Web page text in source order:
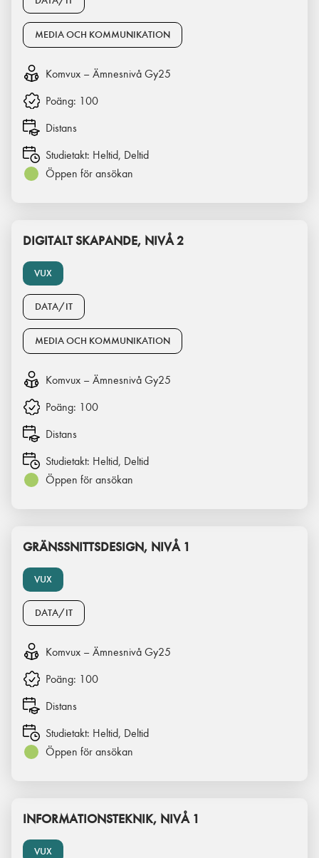
MEDIA OCH KOMMUNIKATION
Komvux – Ämnesnivå Gy25
Poäng: 100
Distans
Studietakt: Heltid, Deltid
Öppen för ansökan
VUX
DIGITALT SKAPANDE, NIVÅ 2
DATA/IT
MEDIA OCH KOMMUNIKATION
Komvux – Ämnesnivå Gy25
Poäng: 100
Distans
Studietakt: Heltid, Deltid
Öppen för ansökan
VUX
GRÄNSSNITTSDESIGN, NIVÅ 1
DATA/IT
Komvux – Ämnesnivå Gy25
Poäng: 100
Distans
Studietakt: Heltid, Deltid
Öppen för ansökan
VUX
INFORMATIONSTEKNIK, NIVÅ 1